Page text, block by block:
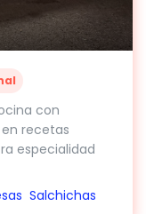
con
recetas
especialidad
Salchichas